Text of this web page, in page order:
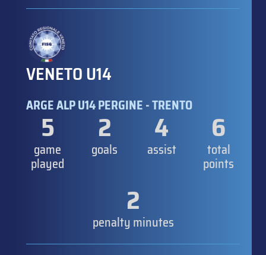
VENETO U14
ARGE ALP U14 PERGINE - TRENTO
5
game
played
2
goals
4
assist
6
total
points
2
penalty minutes